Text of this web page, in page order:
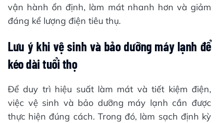
vận hành ổn định, làm mát nhanh hơn và giảm
đáng kể lượng điện tiêu thụ.
Lưu ý khi vệ sinh và bảo dưỡng máy lạnh để
kéo dài tuổi thọ
Để duy trì hiệu suất làm mát và tiết kiệm điện,
việc vệ sinh và bảo dưỡng máy lạnh cần được
thực hiện đúng cách. Trong đó, làm sạch định kỳ